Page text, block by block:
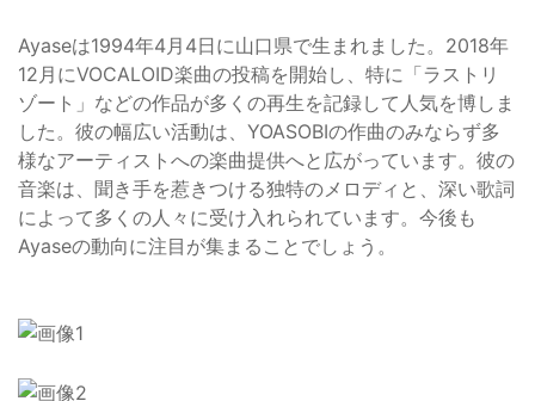
Ayaseは1994年4月4日に山口県で生まれました。2018年
12月にVOCALOID楽曲の投稿を開始し、特に「ラストリ
ゾート」などの作品が多くの再生を記録して人気を博しま
した。彼の幅広い活動は、YOASOBIの作曲のみならず多
様なアーティストへの楽曲提供へと広がっています。彼の
音楽は、聞き手を惹きつける独特のメロディと、深い歌詞
によって多くの人々に受け入れられています。今後も
Ayaseの動向に注目が集まることでしょう。